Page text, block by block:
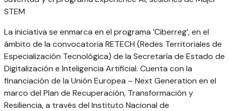
STEM
La iniciativa se enmarca en el programa ‘Ciberreg’, en el
ámbito de la convocatoria RETECH (Redes Territoriales de
Especialización Tecnológica) de la Secretaría de Estado de
Digitalización e Inteligencia Artificial. Cuenta con la
financiación de la Unión Europea – Next Generation en el
marco del Plan de Recuperación, Transformación y
Resiliencia, a través del Instituto Nacional de